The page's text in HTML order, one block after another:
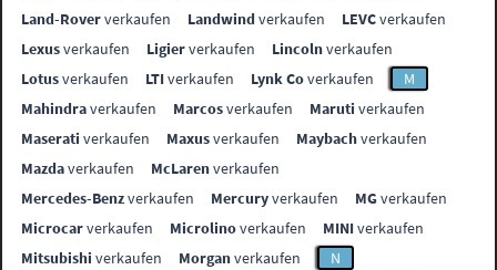
Land-Roververkaufen Landwindverkaufen LEVCverkaufen
Lexusverkaufen Ligierverkaufen Lincolnverkaufen
Lotusverkaufen LTIverkaufen Lynk Coverkaufen
M
Mahindraverkaufen Marcosverkaufen Maruti verkaufen
Maserati verkaufen Maxusverkaufen Maybachverkaufen
Mazdaverkaufen McLarenverkaufen
Mercedes-Benzverkaufen Mercuryverkaufen MGverkaufen
Microcarverkaufen Microlinoverkaufen MINIverkaufen
Mitsubishi verkaufen Morganverkaufen
N